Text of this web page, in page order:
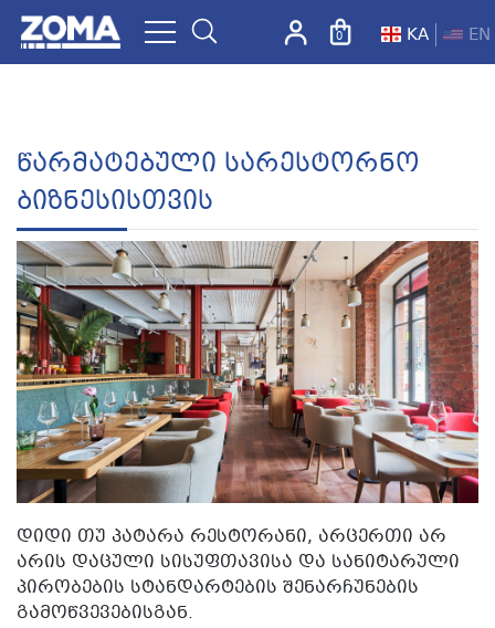
ZOMA.GE
0 KA EN
Წარმატებული Სარესტორნო
Ბიზნესისთვის
ᲓᲘᲓᲘ ᲗᲣ ᲞᲐᲢᲐᲠᲐ ᲠᲔᲡᲢᲝᲠᲐᲜᲘ, ᲐᲠᲪᲔᲠᲗᲘ ᲐᲠ
ᲐᲠᲘᲡ ᲓᲐᲪᲣᲚᲘ ᲡᲘᲡᲣᲤᲗᲐᲕᲘᲡᲐ ᲓᲐ ᲡᲐᲜᲘᲢᲐᲠᲣᲚᲘ
ᲞᲘᲠᲝᲑᲔᲑᲘᲡ ᲡᲢᲐᲜᲓᲐᲠᲢᲔᲑᲘᲡ ᲨᲔᲜᲐᲠᲩᲣᲜᲔᲑᲘᲡ
ᲒᲐᲛᲝᲬᲕᲔᲕᲔᲑᲘᲡᲒᲐᲜ.